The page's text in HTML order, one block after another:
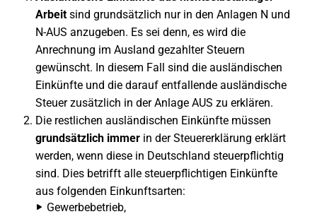
Arbeitsind grundsätzlich nur in den Anlagen N und
N-AUS anzugeben. Es sei denn, es wird die
Anrechnung im Ausland gezahlter Steuern
gewünscht. In diesem Fall sind die ausländischen
Einkünfte und die darauf entfallende ausländische
Steuer zusätzlich in der Anlage AUS zu erklären.
Die restlichen ausländischen Einkünfte müssen
grundsätzlich immer in der Steuererklärung erklärt
werden, wenn diese in Deutschland steuerpflichtig
sind. Dies betrifft alle steuerpflichtigen Einkünfte
aus folgenden Einkunftsarten:
Gewerbebetrieb,